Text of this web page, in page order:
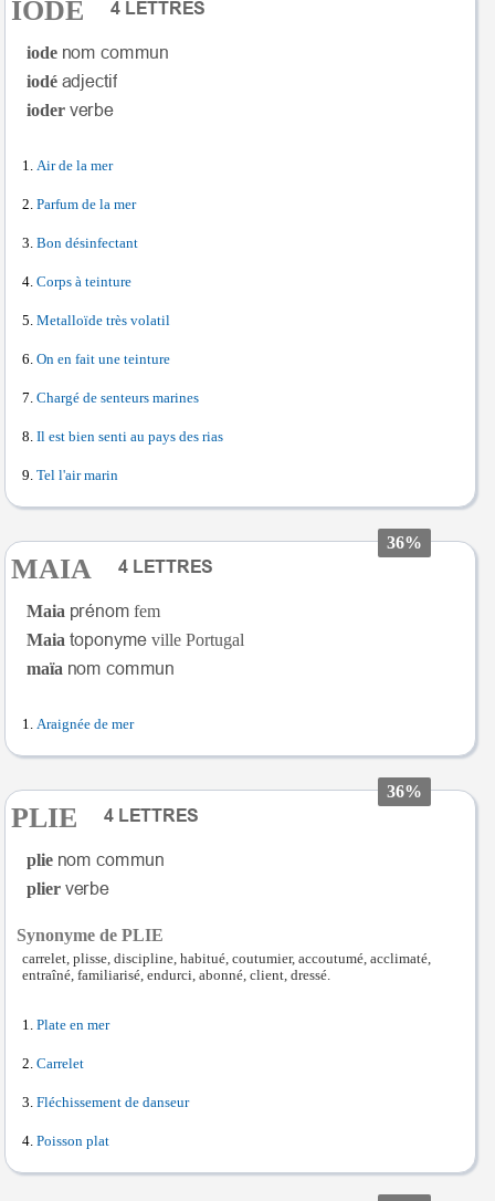
IODE
iode
iodé
ioder
Air de la mer
Parfum de la mer
Bon désinfectant
Corps à teinture
Metalloïde très volatil
On en fait une teinture
Chargé de senteurs marines
Il est bien senti au pays des rias
Tel l'air marin
36%
MAIA
Maia
fem
Maia
ville Portugal
maïa
Araignée de mer
36%
PLIE
plie
plier
Synonyme de PLIE
carrelet, plisse, discipline, habitué, coutumier, accoutumé, acclimaté,
entraîné, familiarisé, endurci, abonné, client, dressé.
Plate en mer
Carrelet
Fléchissement de danseur
Poisson plat